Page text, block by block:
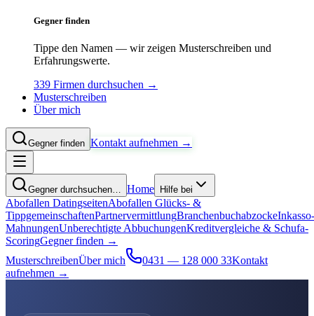
Gegner finden
Tippe den Namen — wir zeigen Musterschreiben und
Erfahrungswerte.
339 Firmen durchsuchen →
Musterschreiben
Über mich
Gegner finden Kontakt aufnehmen →
Gegner durchsuchen… Home Hilfe bei
Abofallen DatingseitenAbofallen Glücks- &
TippgemeinschaftenPartnervermittlungBranchenbuchabzockeInkasso-
MahnungenUnberechtigte AbbuchungenKreditvergleiche & Schufa-
ScoringGegner finden →
MusterschreibenÜber mich 0431 — 128 000 33Kontakt
aufnehmen →